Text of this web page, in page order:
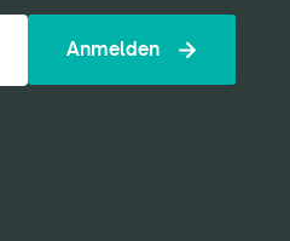
Anmelden